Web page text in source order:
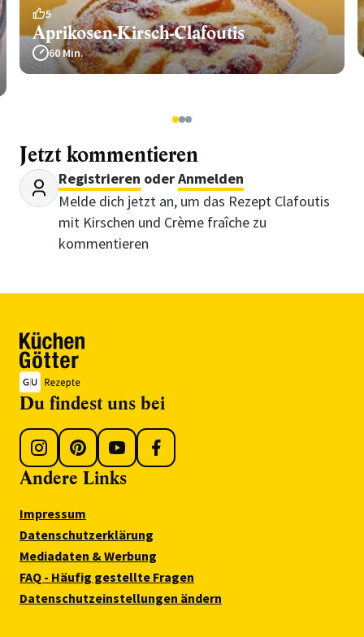
5
Aprikosen-Kirsch-Clafoutis
60 Min.
123
Jetzt kommentieren
Registrieren oderAnmelden
Melde dich jetzt an, um das Rezept Clafoutis
mit Kirschen und Crème fraîche zu
kommentieren
Du findest uns bei
Andere Links
Impressum
Datenschutzerklärung
Mediadaten & Werbung
FAQ - Häufig gestellte Fragen
Datenschutzeinstellungen ändern